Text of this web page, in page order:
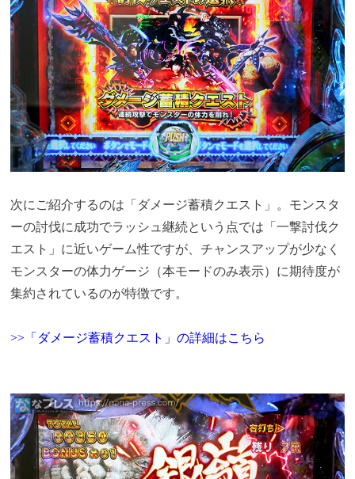
次にご紹介するのは「ダメージ蓄積クエスト」。モンスタ
ーの討伐に成功でラッシュ継続という点では「一撃討伐ク
エスト」に近いゲーム性ですが、チャンスアップが少なく
モンスターの体力ゲージ（本モードのみ表示）に期待度が
集約されているのが特徴です。
>>「ダメージ蓄積クエスト」の詳細はこちら